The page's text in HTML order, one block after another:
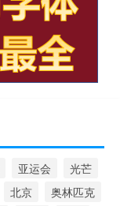
亚运会
光芒
北京
奥林匹克